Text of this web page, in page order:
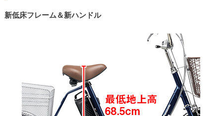
新低床フレーム＆新ハンドル